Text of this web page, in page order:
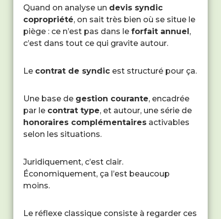
Quand on analyse un devis syndic
copropriété, on sait très bien où se situe le
piège : ce n’est pas dans le forfait annuel ,
c’est dans tout ce qui gravite autour.
Le contrat de syndicest structuré pour ça.
Une base de gestion courante, encadrée
par le contrat type, et autour, une série de
honoraires complémentairesactivables
selon les situations.
Juridiquement, c’est clair.
Économiquement, ça l’est beaucoup
moins.
Le réflexe classique consiste à regarder ces